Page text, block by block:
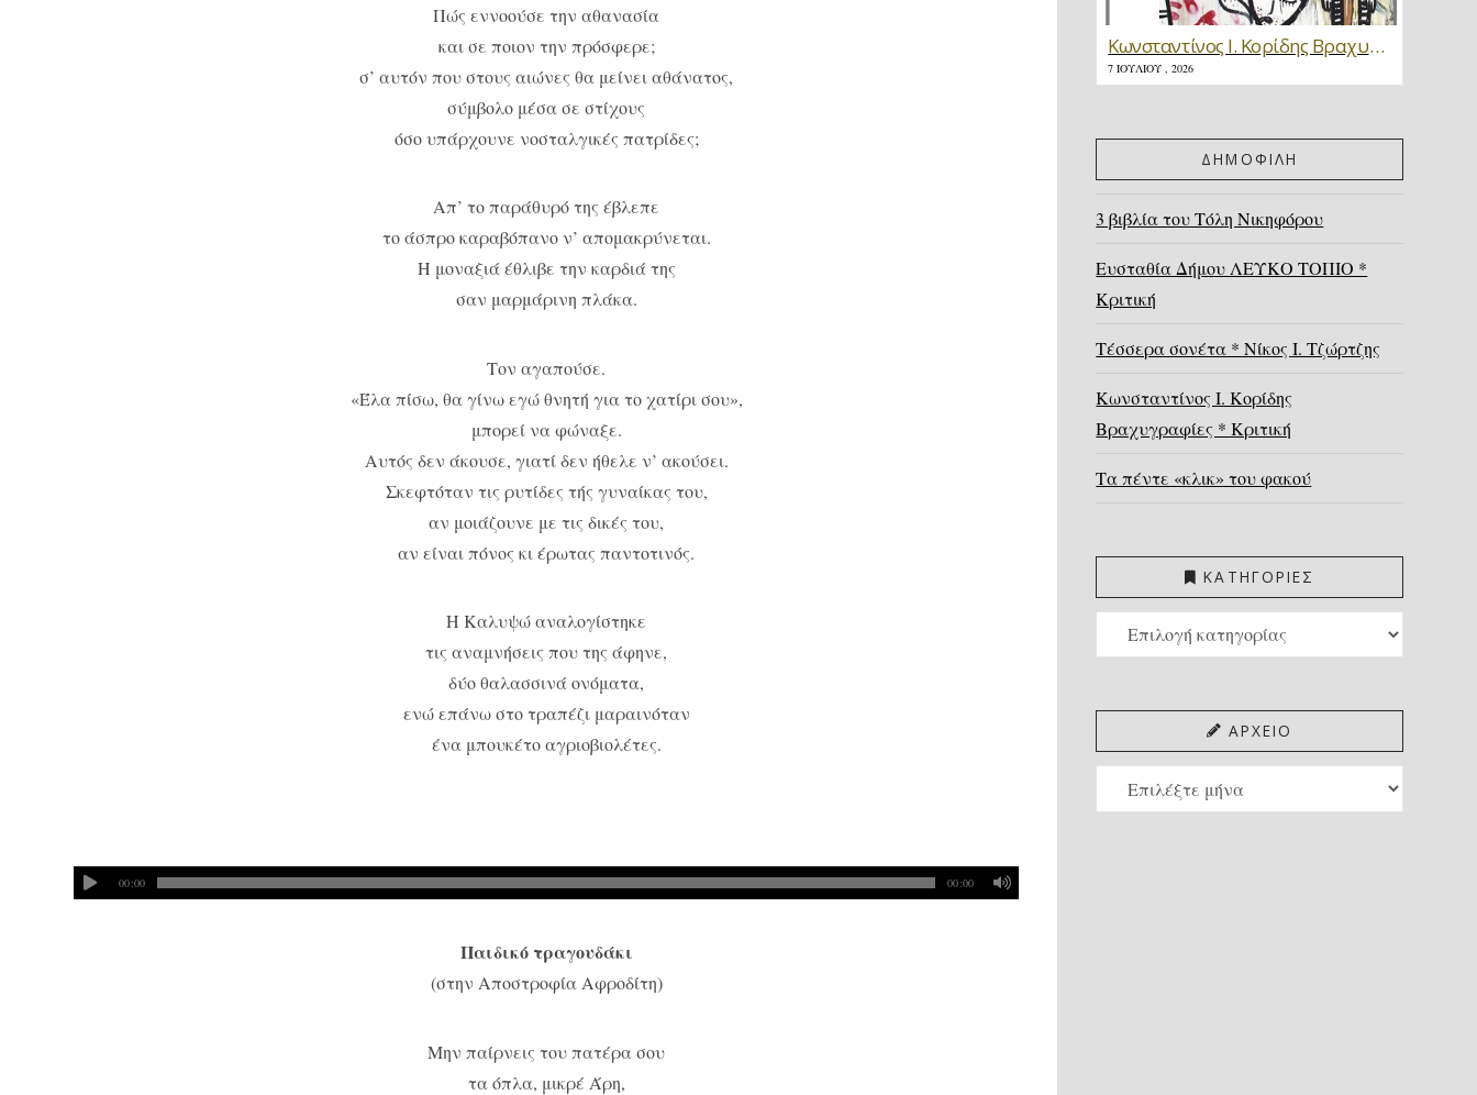
Πώς εννοούσε την αθανασία
και σε ποιον την πρόσφερε;
σ’ αυτόν που στους αιώνες θα μείνει αθάνατος,
σύμβολο μέσα σε στίχους
όσο υπάρχουνε νοσταλγικές πατρίδες;
Απ’ το παράθυρό της έβλεπε
το άσπρο καραβόπανο ν’ απομακρύνεται.
Η μοναξιά έθλιβε την καρδιά της
σαν μαρμάρινη πλάκα.
Τον αγαπούσε.
«Έλα πίσω, θα γίνω εγώ θνητή για το χατίρι σου»,
μπορεί να φώναξε.
Αυτός δεν άκουσε, γιατί δεν ήθελε ν’ ακούσει.
Σκεφτόταν τις ρυτίδες τής γυναίκας του,
αν μοιάζουνε με τις δικές του,
αν είναι πόνος κι έρωτας παντοτινός.
Η Καλυψώ αναλογίστηκε
τις αναμνήσεις που της άφηνε,
δύο θαλασσινά ονόματα,
ενώ επάνω στο τραπέζι μαραινόταν
ένα μπουκέτο αγριοβιολέτες.
00:00 00:00
Παιδικό τραγουδάκι
(στην Αποστροφία Αφροδίτη)
Μην παίρνεις του πατέρα σου
τα όπλα, μικρέ Άρη,
Κωνσταντίνος Ι. Κορίδης Βραχυγραφίες * Κριτική
7 ΙΟΥΛΊΟΥ , 2026
ΔΗΜΟΦΙΛΗ
3 βιβλία του Τόλη Νικηφόρου
Ευσταθία Δήμου ΛΕΥΚΟ ΤΟΠΙΟ *
Κριτική
Τέσσερα σονέτα * Νίκος Ι. Τζώρτζης
Κωνσταντίνος Ι. Κορίδης
Βραχυγραφίες * Κριτική
Τα πέντε «κλικ» του φακού
ΚΑΤΗΓΟΡΙΕΣ
ΚΑΤΗΓΟΡΙΕΣ
ΑΡΧΕΙΟ
ΑΡΧΕΙΟ